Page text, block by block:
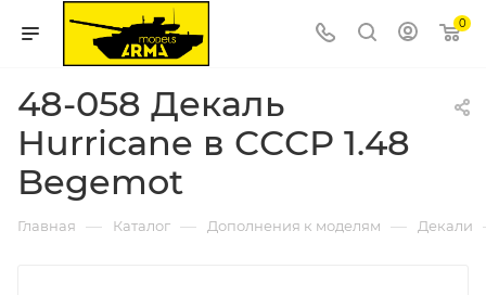
0
48-058 Декаль
Hurricane в СССР 1.48
Begemot
Главная — Каталог — Дополнения к моделям — Декали